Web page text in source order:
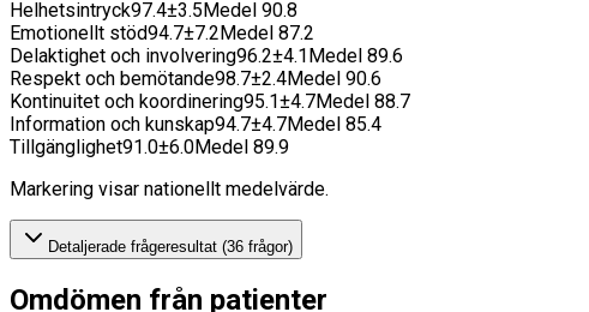
Helhetsintryck97.4±3.5Medel 90.8
Emotionellt stöd94.7±7.2Medel 87.2
Delaktighet och involvering96.2±4.1Medel 89.6
Respekt och bemötande98.7±2.4Medel 90.6
Kontinuitet och koordinering95.1±4.7Medel 88.7
Information och kunskap94.7±4.7Medel 85.4
Tillgänglighet91.0±6.0Medel 89.9
Markering visar nationellt medelvärde.
Detaljerade frågeresultat (36 frågor)
Omdömen från patienter